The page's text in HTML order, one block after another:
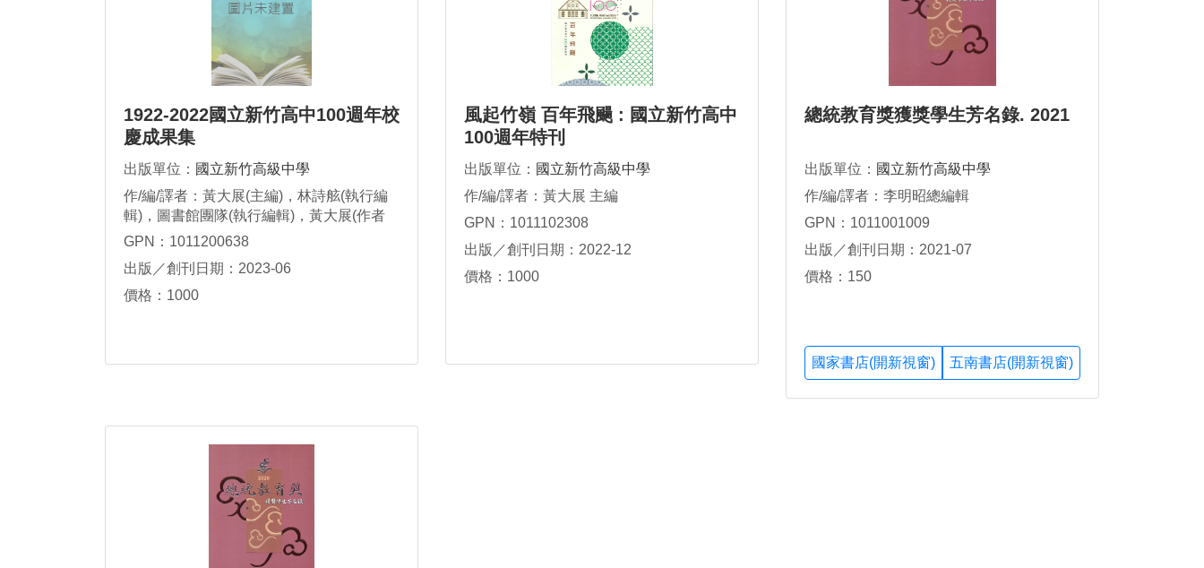
1922-2022國立新竹高中100週年校
慶成果集
出版單位： 國立新竹高級中學
作/編/譯者：黃大展(主編)，林詩舷(執行編
輯)，圖書館團隊(執行編輯)，黃大展(作者
群)，林詩舷(作者群)，呂順結(作者群)，范
者群)，吳安芩(作者群)，何昇平(作者群)，
謝燕村(作者群)，廖國興(作者群)，張永鎰
GPN：1011200638
出版／創刊日期：2023-06
價格：1000
風起竹嶺 百年飛颺 : 國立新竹高中
100週年特刊
出版單位： 國立新竹高級中學
作/編/譯者：黃大展 主編
GPN：1011102308
出版／創刊日期：2022-12
價格：1000
總統教育獎獲獎學生芳名錄. 2021
出版單位： 國立新竹高級中學
作/編/譯者：李明昭總編輯
GPN：1011001009
出版／創刊日期：2021-07
價格：150
國家書店(開新視窗) 五南書店(開新視窗)